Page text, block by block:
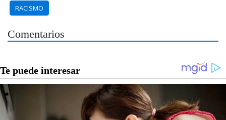
RACISMO
Comentarios